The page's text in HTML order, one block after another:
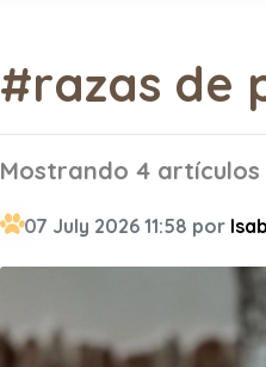
#razas de
Mostrando 4
07 July 2026 11:58 por